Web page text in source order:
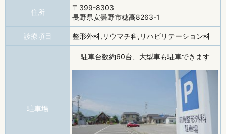
住所
〒399-8303
長野県安曇野市穂高8263-1
診療項目 整形外科,リウマチ科,リハビリテーション科
駐車場
駐車台数約60台、 大型車も駐車できます